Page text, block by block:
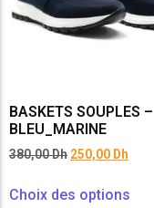
BASKETS SOUPLES –
BLEU_MARINE
380,00Dh 250,00 Dh
Choix des options